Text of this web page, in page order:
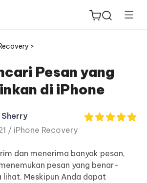
Baru
>
Pesan yang
di iPhone
Sherry
/ iPhone Recovery
dan menerima banyak pesan,
pesan yang benar-
lihat. Meskipun Anda dapat